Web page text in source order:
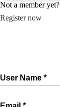
Not a member yet?
Register now